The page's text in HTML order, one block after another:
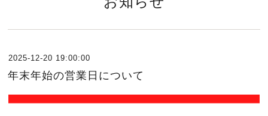
2025-12-20 19:00:00
年末年始の営業日について